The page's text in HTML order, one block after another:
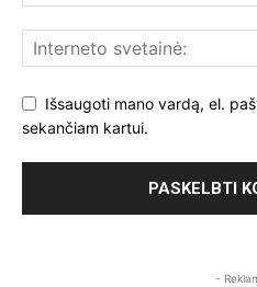
Išsaugoti mano vardą, el.
sekančiam kartui.
-